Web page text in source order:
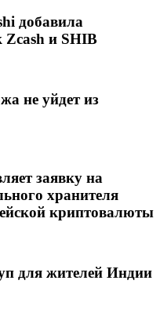
добавила
Zcash и SHIB
не уйдет из
заявку на
хранителя
криптовалюты
для жителей Индии